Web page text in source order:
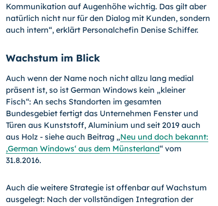
Kommunikation auf Augenhöhe wichtig. Das gilt aber
natürlich nicht nur für den Dialog mit Kunden, sondern
auch intern“, erklärt Personalchefin Denise Schiffer.
Wachstum im Blick
Auch wenn der Name noch nicht allzu lang medial
präsent ist, so ist German Windows kein „kleiner
Fisch“: An sechs Standorten im gesamten
Bundesgebiet fertigt das Unternehmen Fenster und
Türen aus Kunststoff, Aluminium und seit 2019 auch
aus Holz - siehe auch Beitrag „Neu und doch bekannt:
,German Windows‘ aus dem Münsterland“ vom
31.8.2016.
Auch die weitere Strategie ist offenbar auf Wachstum
ausgelegt: Nach der vollständigen Integration der